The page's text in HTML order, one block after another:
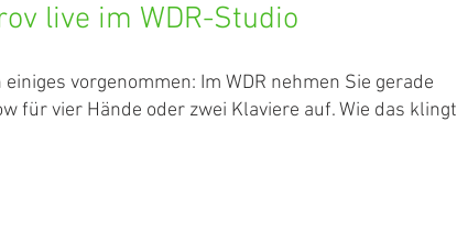
live im WDR-Studio
vorgenommen: Im WDR nehmen Sie gerade
für vier Hände oder zwei Klaviere auf. Wie das klingt